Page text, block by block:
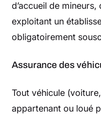
d’accueil de
exploitant un
obligatoirement
Assurance des
Tout véhicule
appartenant ou loué